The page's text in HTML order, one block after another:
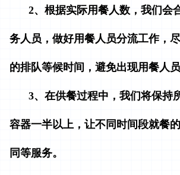
2、根据实际用餐人数，我们会
务人员，做好用餐人员分流工作，
的排队等候时间，避免出现用餐人
3、在供餐过程中，我们将保持
容器一半以上，让不同时间段就餐
同等服务。